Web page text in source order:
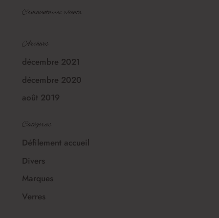
Commentaires récents
Archives
décembre 2021
décembre 2020
août 2019
Catégories
Défilement accueil
Divers
Marques
Verres